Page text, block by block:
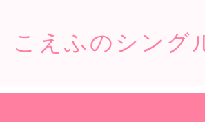
こえふのシング